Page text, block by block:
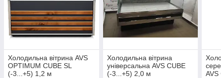
Холодильна вітрина AVS
OPTIMUM CUBE SL
(-3...+5) 1,2 м
Холодильна вітрина
універсальна AVS CUBE
(-3...+5) 2,0 м